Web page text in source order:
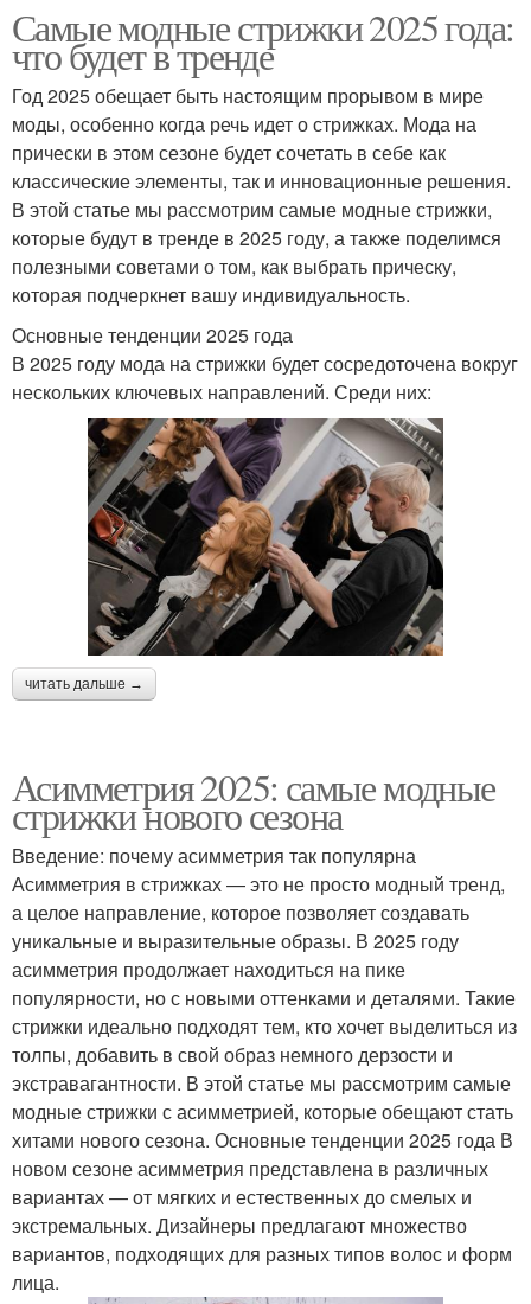
Самые модные стрижки 2025 года:
что будет в тренде
Год 2025 обещает быть настоящим прорывом в мире
моды, особенно когда речь идет о стрижках. Мода на
прически в этом сезоне будет сочетать в себе как
классические элементы, так и инновационные решения.
В этой статье мы рассмотрим самые модные стрижки,
которые будут в тренде в 2025 году, а также поделимся
полезными советами о том, как выбрать прическу,
которая подчеркнет вашу индивидуальность.
Основные тенденции 2025 года
В 2025 году мода на стрижки будет сосредоточена вокруг
нескольких ключевых направлений. Среди них:
читать дальше →
Асимметрия 2025: самые модные
стрижки нового сезона
Введение: почему асимметрия так популярна
Асимметрия в стрижках — это не просто модный тренд,
а целое направление, которое позволяет создавать
уникальные и выразительные образы. В 2025 году
асимметрия продолжает находиться на пике
популярности, но с новыми оттенками и деталями. Такие
стрижки идеально подходят тем, кто хочет выделиться из
толпы, добавить в свой образ немного дерзости и
экстравагантности. В этой статье мы рассмотрим самые
модные стрижки с асимметрией, которые обещают стать
хитами нового сезона. Основные тенденции 2025 года В
новом сезоне асимметрия представлена в различных
вариантах — от мягких и естественных до смелых и
экстремальных. Дизайнеры предлагают множество
вариантов, подходящих для разных типов волос и форм
лица.